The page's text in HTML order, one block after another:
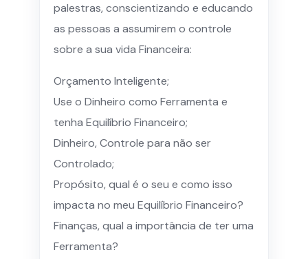
palestras, conscientizando e educando
as pessoas a assumirem o controle
sobre a sua vida Financeira:
Orçamento Inteligente;
Use o Dinheiro como Ferramenta e
tenha Equilíbrio Financeiro;
Dinheiro, Controle para não ser
Controlado;
Propósito, qual é o seu e como isso
impacta no meu Equilíbrio Financeiro?
Finanças, qual a importância de ter uma
Ferramenta?